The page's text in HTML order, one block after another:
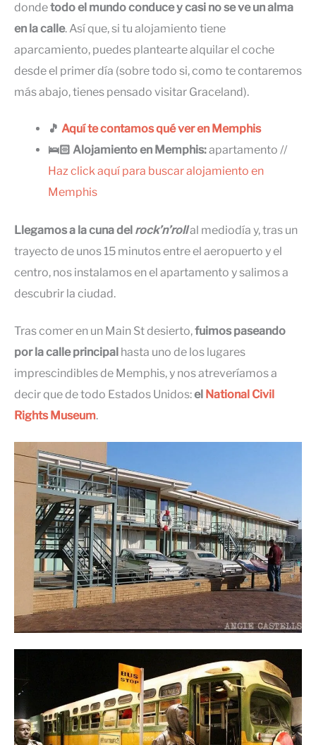
dondetodo el mundo conduce y casi no se ve un alma
en la calle. Así que, si tu alojamiento tiene
aparcamiento, puedes plantearte alquilar el coche
desde el primer día (sobre todo si, como te contaremos
más abajo, tienes pensado visitar Graceland).
🎵 Aquí te contamos qué ver en Memphis
🛌🏻 Alojamiento en Memphis:apartamento //
Haz click aquí para buscar alojamiento en
Memphis
Llegamos a la cuna del rock’n’rollal mediodía y, tras un
trayecto de unos 15 minutos entre el aeropuerto y el
centro, nos instalamos en el apartamento y salimos a
descubrir la ciudad.
Tras comer en un Main St desierto,fuimos paseando
por la calle principal hasta uno de los lugares
imprescindibles de Memphis, y nos atreveríamos a
decir que de todo Estados Unidos:el National Civil
Rights Museum.